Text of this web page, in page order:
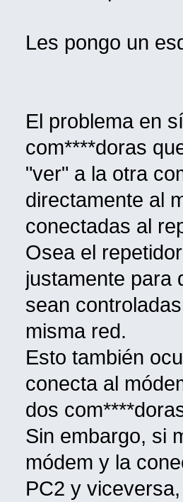
Les pongo un
El problema en
com****doras
"ver" a la otra
directamente al
conectadas al
Osea el
justamente para
sean
misma red.
Esto también
conecta al
dos
Sin embargo, si
módem y la
PC2 y